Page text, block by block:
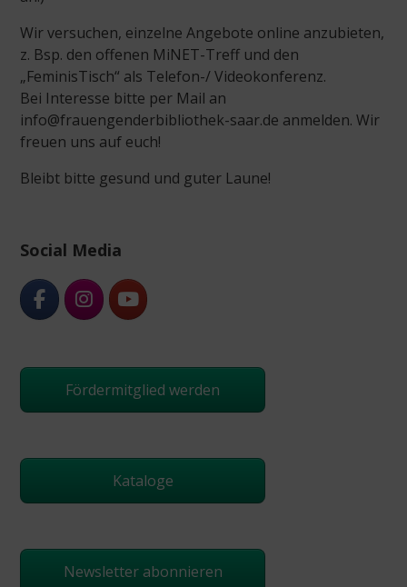
Wir versuchen, einzelne Angebote online anzubieten,
z. Bsp. den offenen MiNET-Treff und den
„FeminisTisch“ als Telefon-/ Videokonferenz.
Bei Interesse bitte per Mail an
info@frauengenderbibliothek-saar.de anmelden. Wir
freuen uns auf euch!
Bleibt bitte gesund und guter Laune!
Social Media
Fördermitglied werden
Kataloge
Newsletter abonnieren